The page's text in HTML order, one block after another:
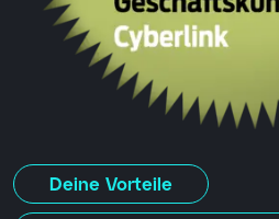
Deine Vorteile